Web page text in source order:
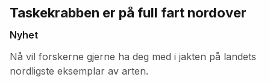
Taskekrabben er på full fart nordover
Nyhet
Nå vil forskerne gjerne ha deg med i jakten på landets
nordligste eksemplar av arten.